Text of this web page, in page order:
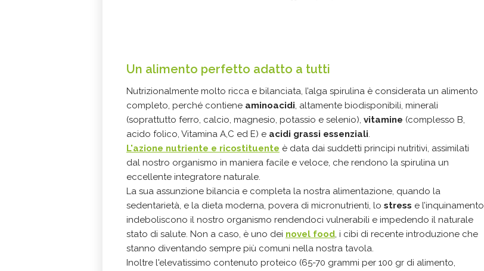
Un alimento perfetto adatto a tutti
Nutrizionalmente molto ricca e bilanciata, l’alga spirulina è considerata un alimento
completo, perché contiene aminoacidi, altamente biodisponibili, minerali
(soprattutto ferro, calcio, magnesio, potassio e selenio), vitamine (complesso B,
acido folico, Vitamina A,C ed E) e acidi grassi essenziali.
L'azione nutriente e ricostituente è data dai suddetti principi nutritivi, assimilati
dal nostro organismo in maniera facile e veloce, che rendono la spirulina un
eccellente integratore naturale.
La sua assunzione bilancia e completa la nostra alimentazione, quando la
sedentarietà, e la dieta moderna, povera di micronutrienti, lo stress e l’inquinamento
indeboliscono il nostro organismo rendendoci vulnerabili e impedendo il naturale
stato di salute. Non a caso, è uno dei novel food, i cibi di recente introduzione che
stanno diventando sempre più comuni nella nostra tavola.
Inoltre l'elevatissimo contenuto proteico (65-70 grammi per 100 gr di alimento,